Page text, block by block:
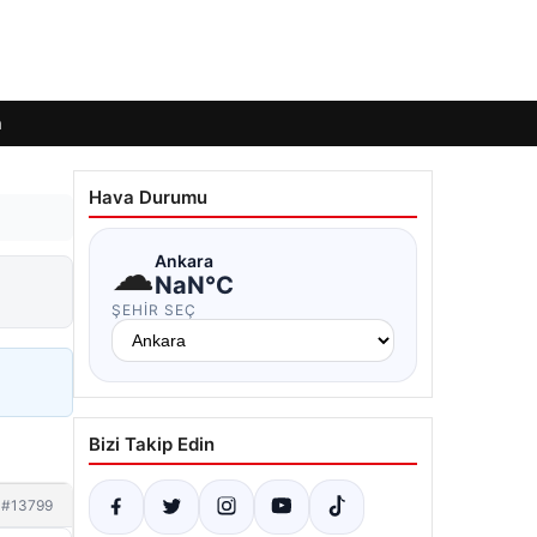
#13799
Hava Durumu
☁Ankara
NaN°C
ŞEHIR SEÇ
Bizi Takip Edin